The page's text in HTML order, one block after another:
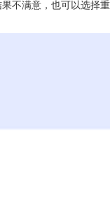
不满意，也可以选择重